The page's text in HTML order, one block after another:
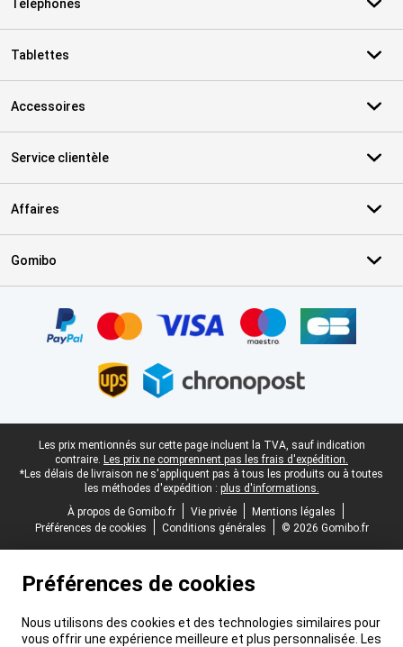
Téléphones
Tablettes
Accessoires
Service clientèle
Affaires
Gomibo
Pied-de-page légal
Les prix mentionnés sur cette page incluent la TVA, sauf indication
contraire. Les prix ne comprennent pas les frais d'expédition.
*Les délais de livraison ne s'appliquent pas à tous les produits ou à toutes
les méthodes d'expédition : plus d'informations.
À propos de Gomibo.fr
Vie privée
Mentions légales
Préférences de cookies
Conditions générales © 2026 Gomibo.fr
Préférences de cookies
Nous utilisons des cookies et des technologies similaires pour
vous offrir une expérience meilleure et plus personnalisée. Les